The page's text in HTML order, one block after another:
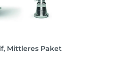
Mittleres Paket